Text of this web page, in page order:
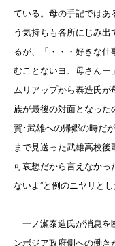
ている。母の手記ではあ
う気持ちも各所にじみ
るが、「・・・好きな
むことないヨ、母さんー
ムリアップから泰造氏
族が最後の対面となった
賀･武雄への帰郷の時だ
まで見送った武雄高校後
可哀想だから言えなかっ
ないよ”と例のニヤリと
一ノ瀬泰造氏が消息を
ンボジア政府側への働き